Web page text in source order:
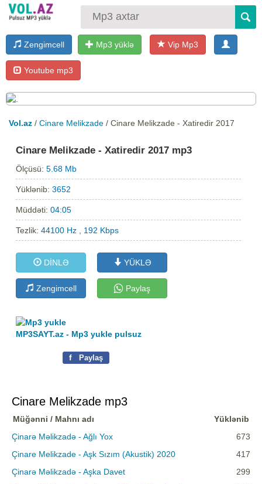
Zengimcell Mp3 yüklə Vip Mp3
Youtube mp3
Vol.az / Cinare Melikzade / Cinare Melikzade - Xatiredir 2017
Cinare Melikzade - Xatiredir 2017 mp3
Ölçüsü:5.68 Mb
Yüklənib:3652
Müddəti:04:05
Tezlik:44100 Hz , 192 Kbps
DİNLƏ YÜKLƏ
Zengimcell Paylaş
MP3SAYT.az - Mp3 yukle pulsuz
f Paylaş
Cinare Melikzade mp3
Müğənni / Mahnı adı
Yüklənib
Çinarə Məlikzadə - Ağlı Yox
673
Çinare Melikzade - Aşk Sızım (Akustik) 2020
417
Çinarə Məlikzadə - Aşka Davet
299